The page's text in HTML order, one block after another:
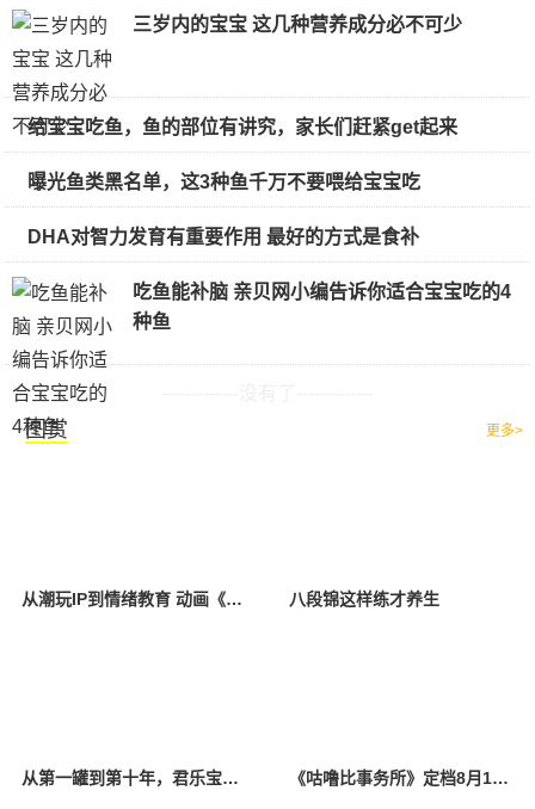
三岁内的宝宝 这几种营养成分必不可少
给宝宝吃鱼，鱼的部位有讲究，家长们赶紧get起来
曝光鱼类黑名单，这3种鱼千万不要喂给宝宝吃
DHA对智力发育有重要作用 最好的方式是食补
吃鱼能补脑 亲贝网小编告诉你适合宝宝吃的4
种鱼
图赏 更多>
从潮玩IP到情绪教育 动画《咕噜比事务所》今日治愈开播 八段锦这样练才养生
从第一罐到第十年，君乐宝奶粉把初心写进品质安全 《咕噜比事务所》定档8月10日 聚焦儿童情绪教育助力健康成长